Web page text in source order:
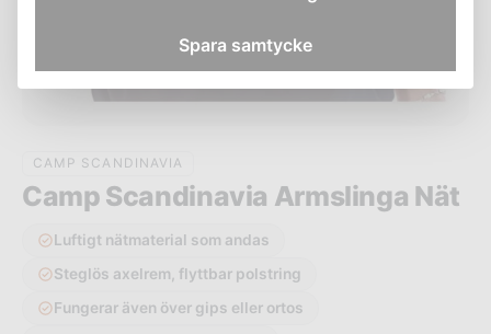
CAMP SCANDINAVIA
Camp Scandinavia Armslinga Nät
Luftigt nätmaterial som andas
Steglös axelrem, flyttbar polstring
Fungerar även över gips eller ortos
Spara samtycke